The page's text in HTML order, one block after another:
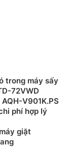
trong máy sấy
72VWD
V901K.PS
phí hợp lý
giặt